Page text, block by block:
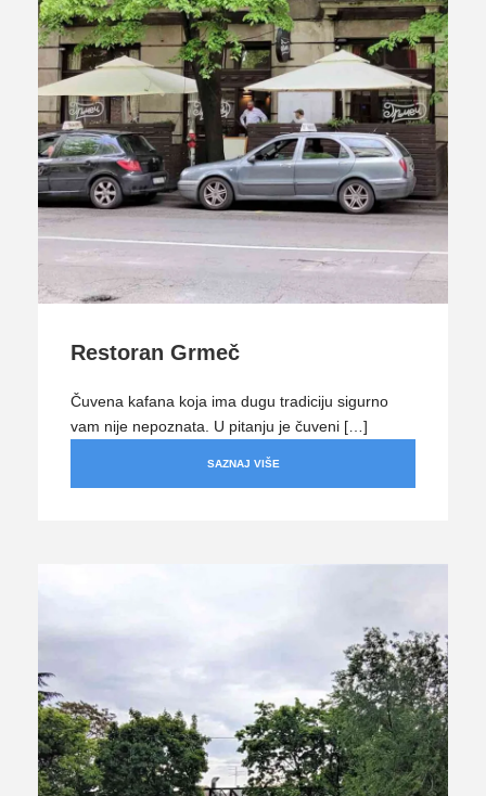
Restoran Grmeč
Čuvena kafana koja ima dugu tradiciju sigurno
vam nije nepoznata. U pitanju je čuveni […]
SAZNAJ VIŠE